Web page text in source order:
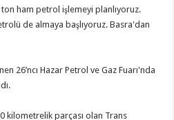
ham petrol işlemeyi planlıyoruz.
de almaya başlıyoruz. Basra'dan
26’ncı Hazar Petrol ve Gaz Fuarı'nda
kilometrelik parçası olan Trans